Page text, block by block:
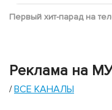
Первый хит-парад на
Реклама на
/ВСЕ КАНАЛЫ